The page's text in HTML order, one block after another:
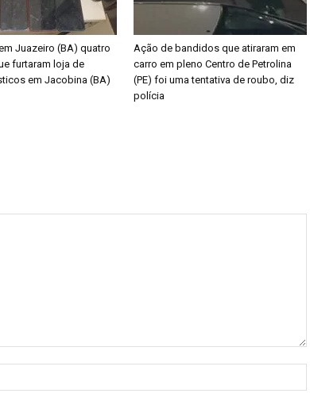
Juazeiro (BA) quatro
furtaram loja de
em Jacobina (BA)
Ação de bandidos que atiraram em
carro em pleno Centro de Petrolina
(PE) foi uma tentativa de roubo, diz
polícia